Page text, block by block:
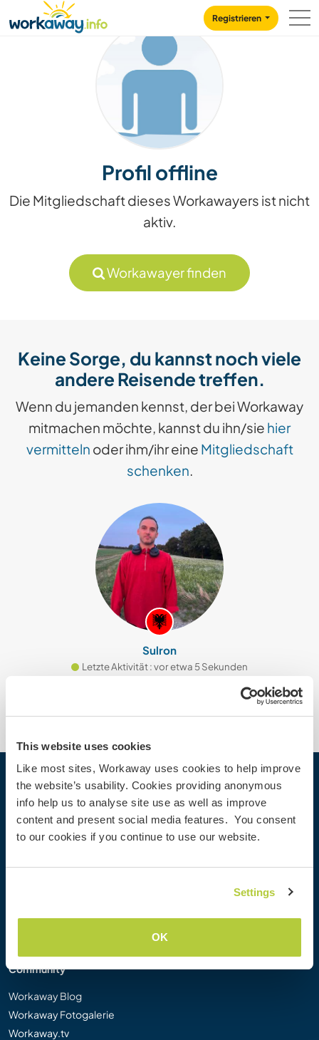
This website uses cookies
Like most sites, Workaway uses cookies to help improve
the website’s usability. Cookies providing anonymous
info help us to analyse site use as well as improve
content and present social media features. You consent
to our cookies if you continue to use our website.
Settings
OK
CONTENT
MAIN NAVIGATION
Registrieren
Profil offline
Die Mitgliedschaft dieses Workawayers ist nicht
aktiv.
Workawayer finden
Keine Sorge, du kannst noch viele
andere Reisende treffen.
Wenn du jemanden kennst, der bei Workaway
mitmachen möchte, kannst du ihn/sie hier
vermitteln oder ihm/ihr eine Mitgliedschaft
schenken
Sulron
Letzte Aktivität : vor etwa 5 Sekunden
Workaway
Gastgeber finden
Informationen für Gastgeber
Als Workawayer registrieren
Community
Workaway Blog
Workaway Fotogalerie
Workaway.tv